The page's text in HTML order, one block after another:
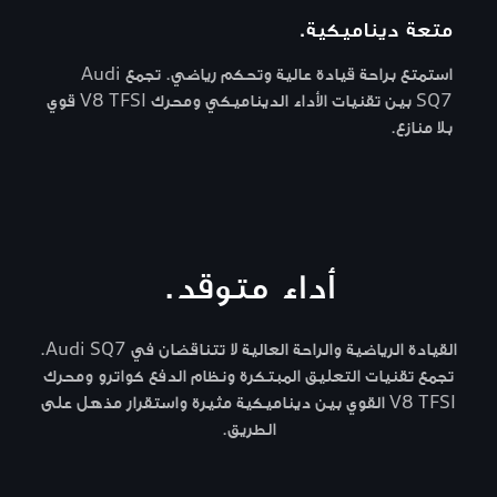
متعة ديناميكية.
استمتع براحة قيادة عالية وتحكم رياضي. تجمع Audi
SQ7 بين تقنيات الأداء الديناميكي ومحرك V8 TFSI قوي
بلا منازع.
أداء متوقد.
القيادة الرياضية والراحة العالية لا تتناقضان في Audi SQ7.
تجمع تقنيات التعليق المبتكرة ونظام الدفع كواترو ومحرك
V8 TFSI القوي بين ديناميكية مثيرة واستقرار مذهل على
الطريق.